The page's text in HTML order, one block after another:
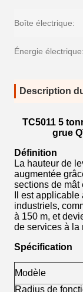
Boîte électrique:
Énergie électrique:
Description
TC5011 5
grue
Définition
La hauteur de
augmentée
sections de mât
Il est
industriels,
à 150 m, et
de services à la
Spécification
Modèle
Radius de